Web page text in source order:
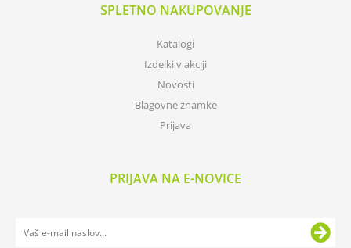
SPLETNO NAKUPOVANJE
Katalogi
Izdelki v akciji
Novosti
Blagovne znamke
Prijava
PRIJAVA NA E-NOVICE